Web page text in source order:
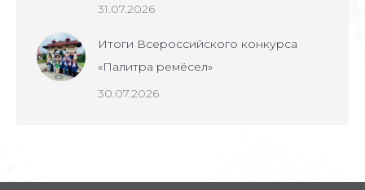
31.07.2026
Итоги Всероссийского конкурса
«Палитра ремёсел»
30.07.2026